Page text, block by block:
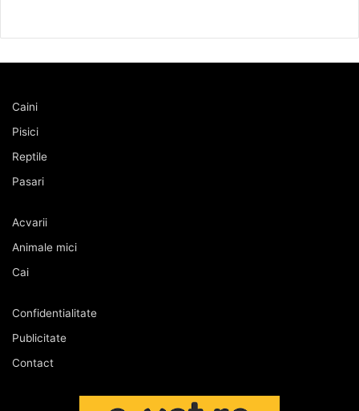
Caini
Pisici
Reptile
Pasari
Acvarii
Animale mici
Cai
Confidentialitate
Publicitate
Contact